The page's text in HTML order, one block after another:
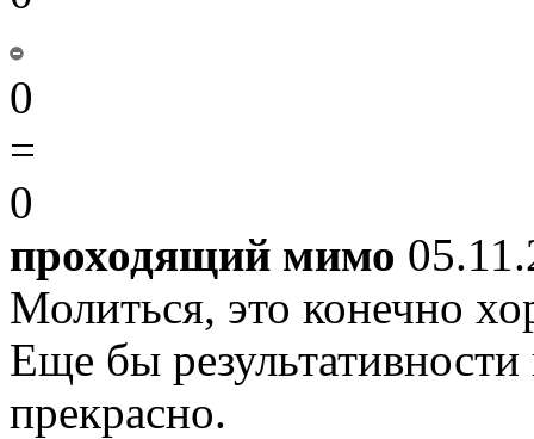
0
=
0
проходящий мимо
Молиться, это конечно
Еще бы
прекрасно.